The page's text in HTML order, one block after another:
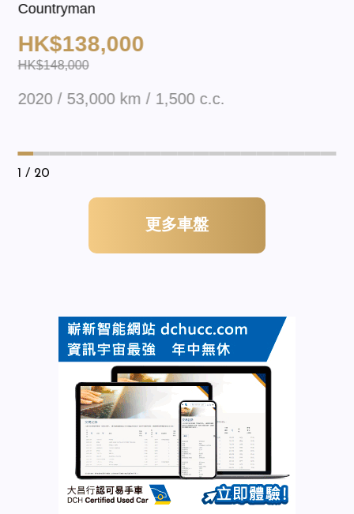
Countryman
HK$138,000
HK$148,000
2020 / 53,000 km / 1,500 c.c.
1 / 20
更多車盤